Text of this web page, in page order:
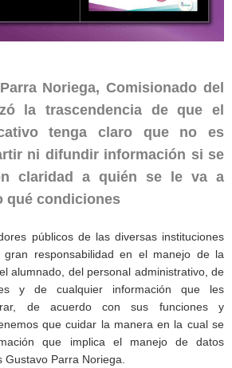
Noriega, Comisionado del
la trascendencia de que el
tenga claro que no es
ni difundir información si se
claridad a quién se le va a
qué condiciones
públicos de las diversas instituciones
gran responsabilidad en el manejo de la
alumnado, del personal administrativo, de
y de cualquier información que les
de acuerdo con sus funciones y
que cuidar la manera en la cual se
que implica el manejo de datos
Parra Noriega.